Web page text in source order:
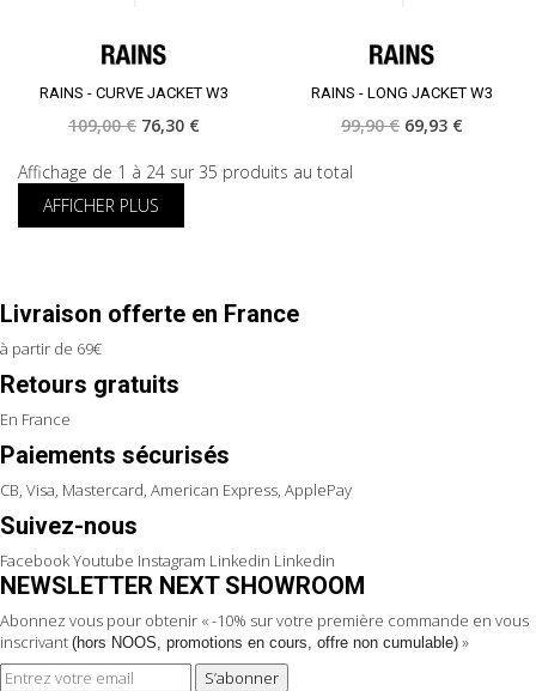
RAINS - CURVE JACKET W3
109,00 € 76,30 €
RAINS - LONG JACKET W3
99,90 € 69,93 €
Affichage de 1 à 24 sur 35 produits au total
AFFICHER PLUS
Livraison offerte en France
à partir de 69€
Retours gratuits
En France
Paiements sécurisés
CB, Visa, Mastercard, American Express, ApplePay
Suivez-nous
FacebookYoutube Instagram Linkedin Linkedin
NEWSLETTER NEXT SHOWROOM
Abonnez vous pour obtenir « -10% sur votre première commande en vous
inscrivant (hors NOOS, promotions en cours, offre non cumulable) »
S’abonner